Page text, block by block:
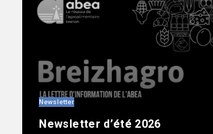
Newsletter
Newsletter d’été 2026